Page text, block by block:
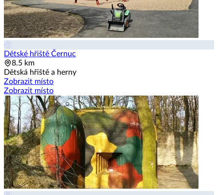
Dětské hřiště Černuc
8.5 km
Dětská hřiště a herny
Zobrazit místo
Zobrazit místo